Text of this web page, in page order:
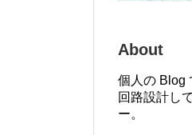
About
個人の Blog
回路設計し
ー。